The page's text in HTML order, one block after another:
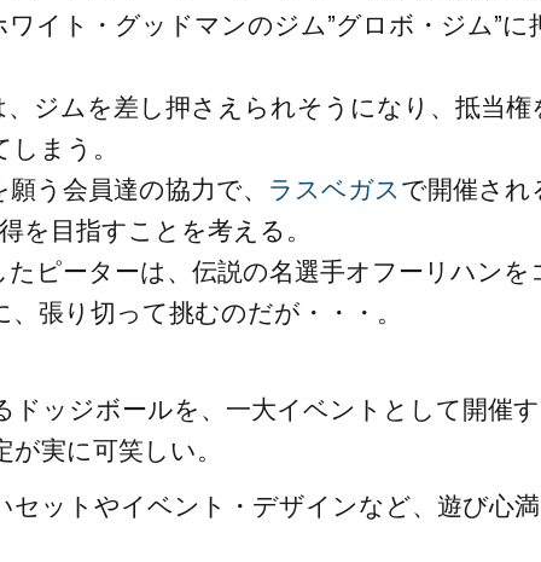
イト・グッドマンのジム”グロボ・ジム”に
ジムを差し押さえられそうになり、抵当権
まう。
う会員達の協力で、 ラスベガスで開催され
を目指すことを考える。
ピーターは、伝説の名選手オフーリハンを
張り切って挑むのだが・・・。
ッジボールを、一大イベントとして開催す
実に可笑しい。
ットやイベント・デザインなど、遊び心満